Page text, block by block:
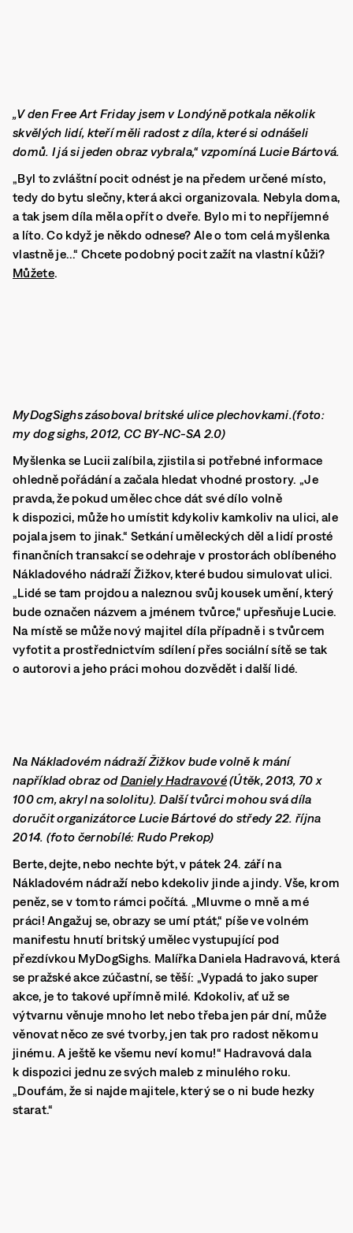
„V den Free Art Friday jsem v Londýně potkala několik
skvělých lidí, kteří měli radost z díla, které si odnášeli
domů. I já si jeden obraz vybrala,“ vzpomíná Lucie Bártová.
„Byl to zvláštní pocit odnést je na předem určené místo,
tedy do bytu slečny, která akci organizovala. Nebyla doma,
a tak jsem díla měla opřít o dveře. Bylo mi to nepříjemné
a líto. Co když je někdo odnese? Ale o tom celá myšlenka
vlastně je…“ Chcete podobný pocit zažít na vlastní kůži?
Můžete.
MyDogSighs zásoboval britské ulice plechovkami.(foto:
my dog sighs, 2012, CC BY-NC-SA 2.0)
Myšlenka se Lucii zalíbila, zjistila si potřebné informace
ohledně pořádání a začala hledat vhodné prostory. „Je
pravda, že pokud umělec chce dát své dílo volně
k dispozici, může ho umístit kdykoliv kamkoliv na ulici, ale
pojala jsem to jinak.“ Setkání uměleckých děl a lidí prosté
finančních transakcí se odehraje v prostorách oblíbeného
Nákladového nádraží Žižkov, které budou simulovat ulici.
„Lidé se tam projdou a naleznou svůj kousek umění, který
bude označen názvem a jménem tvůrce,“ upřesňuje Lucie.
Na místě se může nový majitel díla případně i s tvůrcem
vyfotit a prostřednictvím sdílení přes sociální sítě se tak
o autorovi a jeho práci mohou dozvědět i další lidé.
Na Nákladovém nádraží Žižkov bude volně k mání
například obraz odDaniely Hadravové(Útěk, 2013, 70 x
100 cm, akryl na sololitu). Další tvůrci mohou svá díla
doručit organizátorce Lucie Bártové do středy 22. října
2014. (foto černobílé: Rudo Prekop)
Berte, dejte, nebo nechte být, v pátek 24. září na
Nákladovém nádraží nebo kdekoliv jinde a jindy. Vše, krom
peněz, se v tomto rámci počítá. „Mluvme o mně a mé
práci! Angažuj se, obrazy se umí ptát,“ píše ve volném
manifestu hnutí britský umělec vystupující pod
přezdívkou MyDogSighs. Malířka Daniela Hadravová, která
se pražské akce zúčastní, se těší: „Vypadá to jako super
akce, je to takové upřímně milé. Kdokoliv, ať už se
výtvarnu věnuje mnoho let nebo třeba jen pár dní, může
věnovat něco ze své tvorby, jen tak pro radost někomu
jinému. A ještě ke všemu neví komu!“ Hadravová dala
k dispozici jednu ze svých maleb z minulého roku.
„Doufám, že si najde majitele, který se o ni bude hezky
starat.“